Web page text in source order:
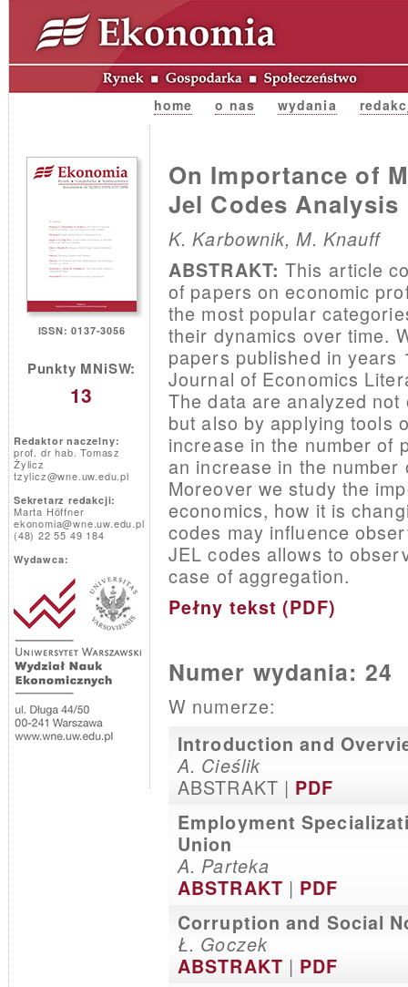
home o nas wydania
ISSN: 0137-3056
Punkty MNiSW:
13
Redaktor naczelny:
prof. dr hab. Tomasz
Żylicz
tzylicz@wne.uw.edu.pl
Sekretarz redakcji:
Marta Höffner
ekonomia@wne.uw.edu.pl
(48) 22 55 49 184
Wydawca:
On Importance of
Jel Codes Analysis
K. Karbownik, M. Knauff
ABSTRAKT: This article
of papers on economic
the most popular
their dynamics over time.
papers published in years
Journal of Economics
The data are analyzed
but also by applying tools
increase in the number of
an increase in the
Moreover we study the
economics, how it is
codes may influence
JEL codes allows to
case of aggregation.
Pełny tekst (PDF)
Numer wydania: 24
W numerze:
Introduction and
A. Cieślik
ABSTRAKT | PDF
Employment
Union
A. Parteka
ABSTRAKT | PDF
Corruption and Social
Ł. Goczek
ABSTRAKT | PDF